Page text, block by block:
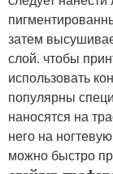
затем
слой. чтобы
использовать
популярны
наносятся на
него на
можно быстро